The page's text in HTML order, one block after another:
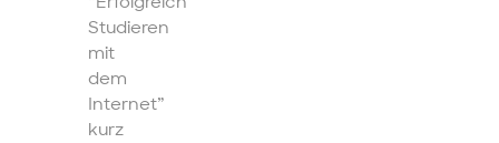
Studieren
mit
dem
Internet”
kurz